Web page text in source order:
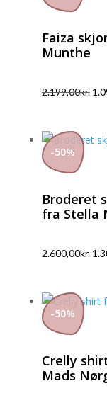
Faiza
Munthe
2.199,00kr.
-50%
Broderet
fra Stella
2.600,00kr.
-50%
Crelly
Mads